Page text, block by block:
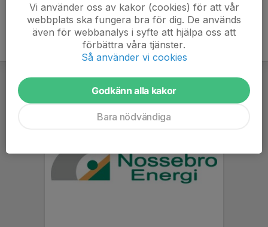
Vi använder oss av kakor (cookies) för att vår
webbplats ska fungera bra för dig. De används
även för webbanalys i syfte att hjälpa oss att
förbättra våra tjänster.
Så använder vi cookies
Godkänn alla kakor
Bara nödvändiga